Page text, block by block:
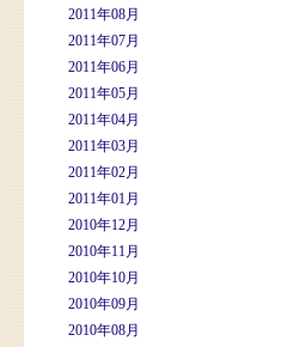
2011年08月
2011年07月
2011年06月
2011年05月
2011年04月
2011年03月
2011年02月
2011年01月
2010年12月
2010年11月
2010年10月
2010年09月
2010年08月